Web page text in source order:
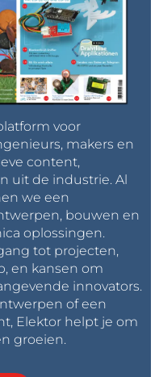
voor
makers en
content,
uit de industrie. Al
we een
bouwen en
oplossingen.
tot projecten,
en kansen om
innovators.
of een
Elektor helpt je om
groeien.